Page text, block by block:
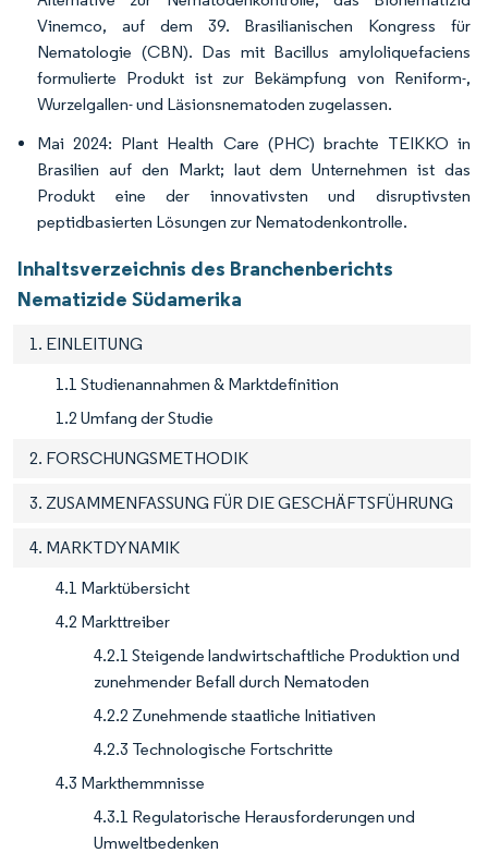
Vinemco, auf dem 39. Brasilianischen Kongress für
Nematologie (CBN). Das mit Bacillus amyloliquefaciens
formulierte Produkt ist zur Bekämpfung von Reniform-,
Wurzelgallen- und Läsionsnematoden zugelassen.
Mai 2024: Plant Health Care (PHC) brachte TEIKKO in
Brasilien auf den Markt; laut dem Unternehmen ist das
Produkt eine der innovativsten und disruptivsten
peptidbasierten Lösungen zur Nematodenkontrolle.
Inhaltsverzeichnis des Branchenberichts
Nematizide Südamerika
1. EINLEITUNG
1.1 Studienannahmen & Marktdefinition
1.2 Umfang der Studie
2. FORSCHUNGSMETHODIK
3. ZUSAMMENFASSUNG FÜR DIE GESCHÄFTSFÜHRUNG
4. MARKTDYNAMIK
4.1 Marktübersicht
4.2 Markttreiber
4.2.1 Steigende landwirtschaftliche Produktion und
zunehmender Befall durch Nematoden
4.2.2 Zunehmende staatliche Initiativen
4.2.3 Technologische Fortschritte
4.3 Markthemmnisse
4.3.1 Regulatorische Herausforderungen und
Umweltbedenken